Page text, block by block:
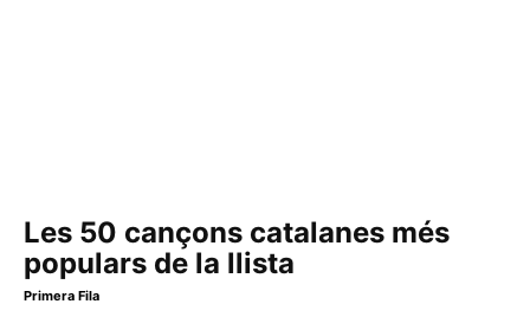
Les 50 cançons catalanes més
populars de la llista
Primera Fila